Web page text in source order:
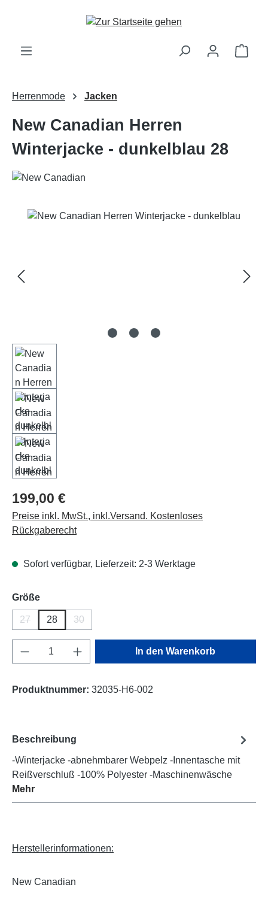
Zum Hauptinhalt springen
Herrenmode Jacken
New Canadian Herren
Winterjacke - dunkelblau 28
Bildergalerie überspringen
199,00 €
Preise inkl. MwSt., inkl.Versand. Kostenloses
Rückgaberecht
Sofort verfügbar, Lieferzeit: 2-3 Werktage
Größeauswählen
27
(Diese Option ist zurzeit nicht verfügbar.)
28 30
Produkt Anzahl: Gib den gewünschten
In den Warenkorb
Produktnummer: 32035-H6-002
Beschreibung
-Winterjacke -abnehmbarer Webpelz -Innentasche mit
Reißverschluß -100% Polyester -Maschinenwäsche
Mehr
Herstellerinformationen:
New Canadian